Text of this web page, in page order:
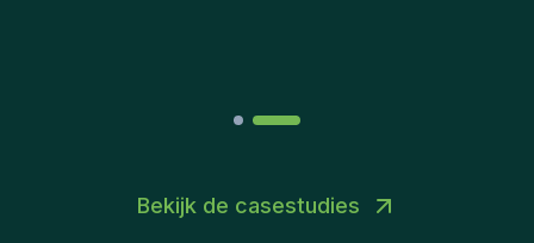
Bekijk de casestudies